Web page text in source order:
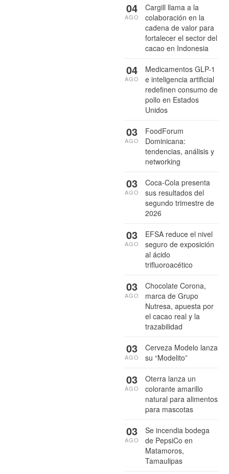
Cargill llama a la
colaboración en la
cadena de valor para
fortalecer el sector del
cacao en Indonesia
04
AGO
Medicamentos GLP-1
e inteligencia artificial
redefinen consumo de
pollo en Estados
Unidos
04
AGO
FoodForum
Dominicana:
tendencias, análisis y
networking
03
AGO
Coca-Cola presenta
sus resultados del
segundo trimestre de
2026
03
AGO
EFSA reduce el nivel
seguro de exposición
al ácido
trifluoroacético
03
AGO
Chocolate Corona,
marca de Grupo
Nutresa, apuesta por
el cacao real y la
trazabilidad
03
AGO
Cerveza Modelo lanza
su “Modelito”
03
AGO
Oterra lanza un
colorante amarillo
natural para alimentos
para mascotas
03
AGO
Se incendia bodega
de PepsiCo en
Matamoros,
Tamaulipas
03
AGO